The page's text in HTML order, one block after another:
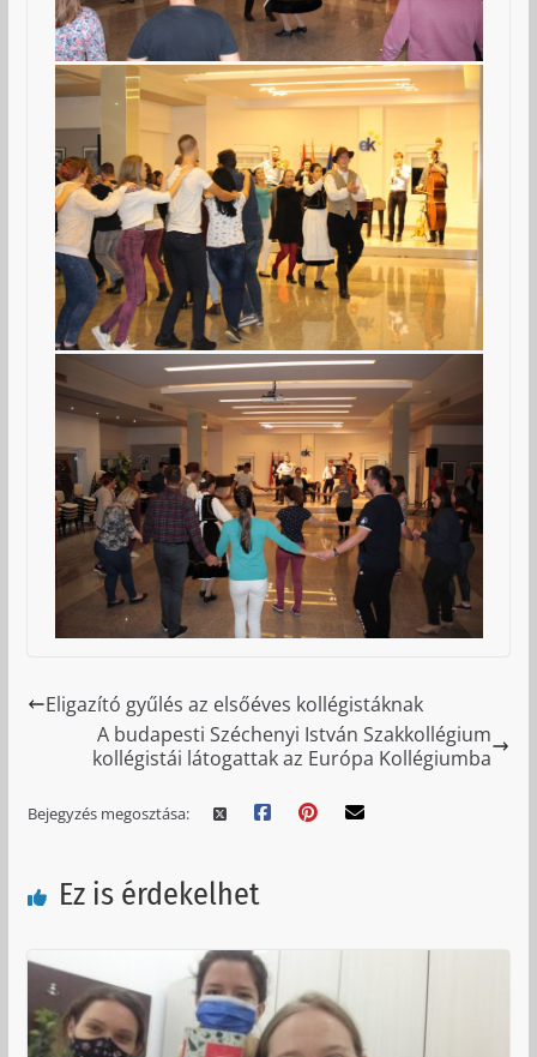
Eligazító gyűlés az elsőéves kollégistáknak
A budapesti Széchenyi István Szakkollégium
kollégistái látogattak az Európa Kollégiumba
Bejegyzés megosztása:
Ez is érdekelhet